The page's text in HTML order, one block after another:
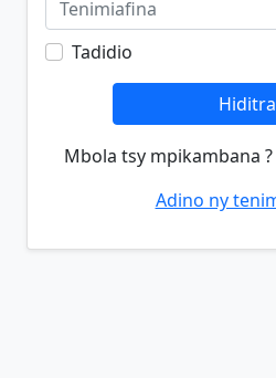
Tadidio
Hiditra
Mbola tsy mpikambana ?
Adino ny